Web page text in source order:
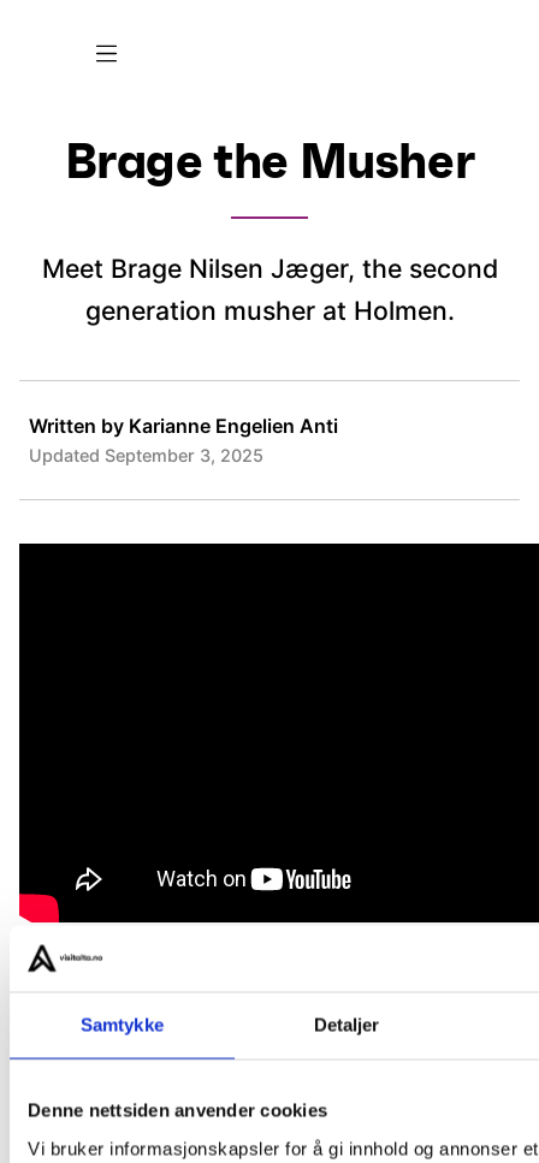
Samtykke Detaljer
Denne nettsiden anvender cookies
Vi bruker informasjonskapsler for å gi innhold og annonser
Brage the Musher
Meet Brage Nilsen Jæger, the second
generation musher at Holmen.
Written by Karianne Engelien Anti
Updated September 3, 2025
Visit Alta for Travel Trade